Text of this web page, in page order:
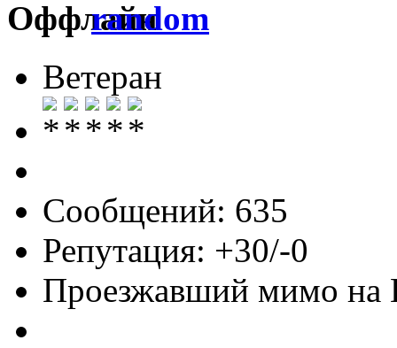
random
Ветеран
Сообщений: 635
Репутация: +30/-0
Проезжавший мимо